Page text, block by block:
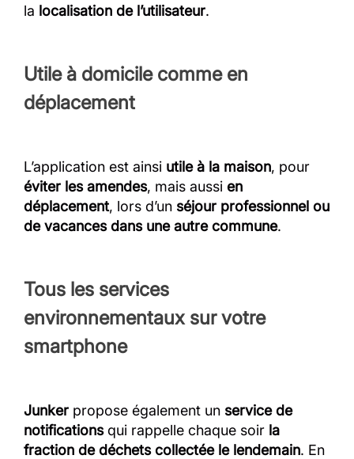
la localisation de l’utilisateur.
Utile à domicile comme en
déplacement
L’application est ainsi utile à la maison, pour
éviter les amendes, mais aussi en
déplacement, lors d’un séjour professionnel ou
de vacances dans une autre commune.
Tous les services
environnementaux sur votre
smartphone
Junker propose également un service de
notificationsqui rappelle chaque soir la
fraction de déchets collectée le lendemain. En